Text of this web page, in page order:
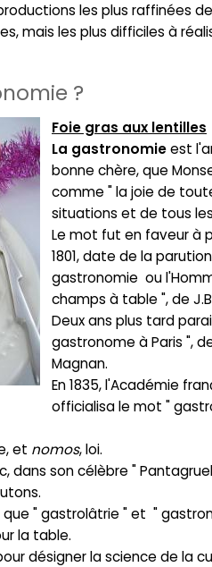
les plus raffinées
mais les plus difficiles à
?
Foie gras aux lentilles
La gastronomieest
bonne chère, que
comme " la joie de
situations et de tous
Le mot fut en faveur à
1801, date de la
gastronomie ou
champs à table ", de
Deux ans plus tard
gastronome à Paris ",
Magnan.
En 1835, l'Académie
officialisa le mot "
et nomos, loi.
dans son célèbre "
" gastrolâtrie " et "
la table.
désigner la science de la